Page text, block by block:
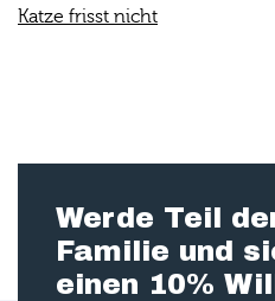
Katze frisst nicht
Werde Teil
Familie und
einen 10%